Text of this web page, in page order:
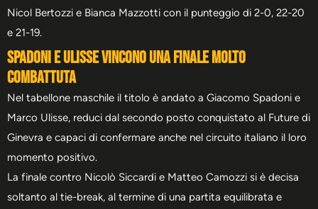
Nicol Bertozzi e Bianca Mazzotti con il punteggio di 2-0, 22-20
e 21-19.
Spadoni e Ulisse vincono una finale molto
combattuta
Nel tabellone maschile il titolo è andato a Giacomo Spadoni e
Marco Ulisse, reduci dal secondo posto conquistato al Future di
Ginevra e capaci di confermare anche nel circuito italiano il loro
momento positivo.
La finale contro Nicolò Siccardi e Matteo Camozzi si è decisa
soltanto al tie-break, al termine di una partita equilibrata e